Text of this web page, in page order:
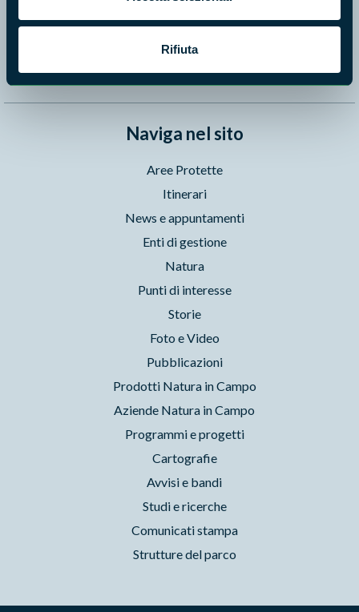
Rifiuta
Naviga nel sito
Aree Protette
Itinerari
News e appuntamenti
Enti di gestione
Natura
Punti di interesse
Storie
Foto e Video
Pubblicazioni
Prodotti Natura in Campo
Aziende Natura in Campo
Programmi e progetti
Cartografie
Avvisi e bandi
Studi e ricerche
Comunicati stampa
Strutture del parco